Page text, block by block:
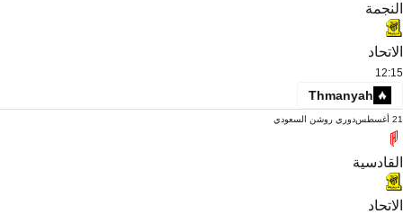
النجمة
الاتحاد
12:15
Thmanyah
21 أغسطس دوري روشن السعودي
القادسية
الاتحاد